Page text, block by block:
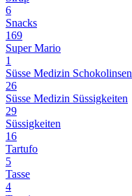
6
Snacks
169
Super Mario
1
Süsse Medizin Schokolinsen
26
Süsse Medizin Süssigkeiten
29
Süssigkeiten
16
Tartufo
5
Tasse
4